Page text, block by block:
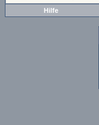
Hilfe